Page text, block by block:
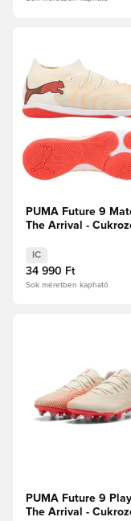
Megnyit egy
PUMA Future 9
The Arrival -
Fehér/Ultra Red/
Fekete
IC
34 990 Ft
Sok méretben kapható
Megnyit egy
PUMA Future 9
The Arrival -